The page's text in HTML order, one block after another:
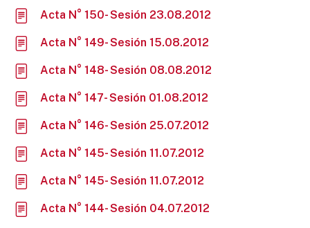
Acta N° 150- Sesión 23.08.2012
Acta N° 149- Sesión 15.08.2012
Acta N° 148- Sesión 08.08.2012
Acta N° 147- Sesión 01.08.2012
Acta N° 146- Sesión 25.07.2012
Acta N° 145- Sesión 11.07.2012
Acta N° 145- Sesión 11.07.2012
Acta N° 144- Sesión 04.07.2012